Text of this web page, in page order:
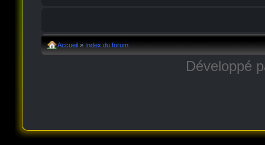
Accueil » Index du forum
Développé